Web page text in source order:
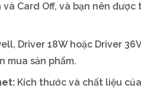
và Card Off, và bạn nên
Driver 18W hoặc Driver
mua sản phẩm.
Kích thước và chất liệu